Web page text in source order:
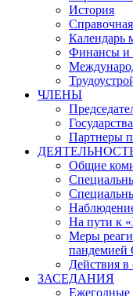
История
Календарь
Финансы и
ЧЛЕНЫ
Партнеры
Общие
На пути к
Меры
пандемией
Действия
ЗАСЕДАНИЯ
Ежегодные